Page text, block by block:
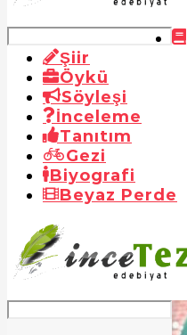
Şiir
Öykü
Söyleşi
İnceleme
Tanıtım
Gezi
Biyografi
Beyaz Perde